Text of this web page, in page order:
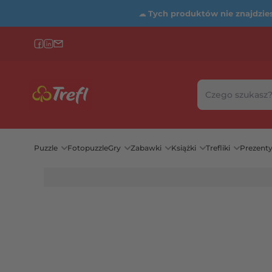
☁ Tych produktów nie
Szukaj w
Wybierz
Puzzle FotopuzzleGry Zabawki Książki Trefliki Prezenty